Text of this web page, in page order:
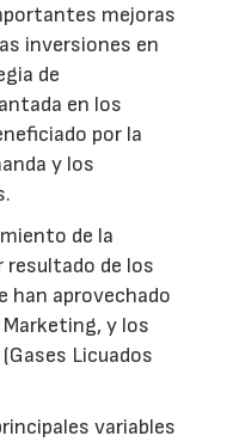
mejoras
inversiones en
de
en los
por la
y los
de la
resultado de los
han aprovechado
y los
Licuados
variables